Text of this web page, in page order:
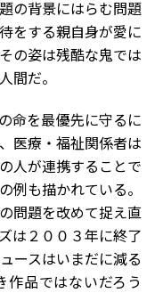
の背景にはらむ問題
をする親自身が愛に
の姿は残酷な鬼では
間だ。
命を最優先に守るに
医療・福祉関係者は
人が連携することで
例も描かれている。
問題を改めて捉え直
は２００３年に終了
ースはいまだに減る
作品ではないだろう